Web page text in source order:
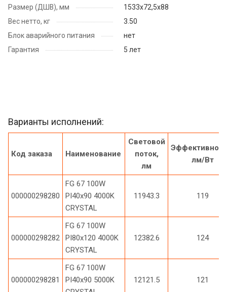
Размер (ДШВ), мм
1533x72,5x88
Вес нетто, кг
3.50
Блок аварийного питания
нет
Гарантия
5 лет
Варианты исполнений:
Код заказа Наименование
Световой
поток,
лм
лм/Вт
000000298280
FG 67 100W
PI40x90 4000K
CRYSTAL
11943.3 119
000000298282
FG 67 100W
PI80x120 4000K
CRYSTAL
12382.6 124
000000298281
FG 67 100W
PI40x90 5000K
12121.5 121